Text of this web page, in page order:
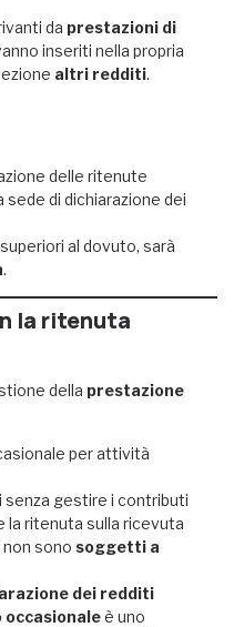
da prestazioni di
inseriti nella propria
altri redditi.
delle ritenute
di dichiarazione dei
al dovuto, sarà
.
la ritenuta
della prestazione
per attività
senza gestire i contributi
ritenuta sulla ricevuta
sono soggetti a
dei redditi
occasionaleè uno